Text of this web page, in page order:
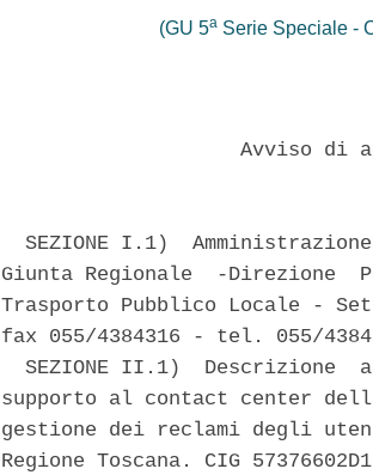
(GU 5aSerie Speciale -
Avviso di
SEZIONE I.1)
Giunta Regionale  -
Trasporto Pubblico Locale -
fax 055/4384316 - tel. 055/
SEZIONE II.1)  Descrizione
supporto al contact center
gestione dei reclami degli
Regione Toscana. CIG